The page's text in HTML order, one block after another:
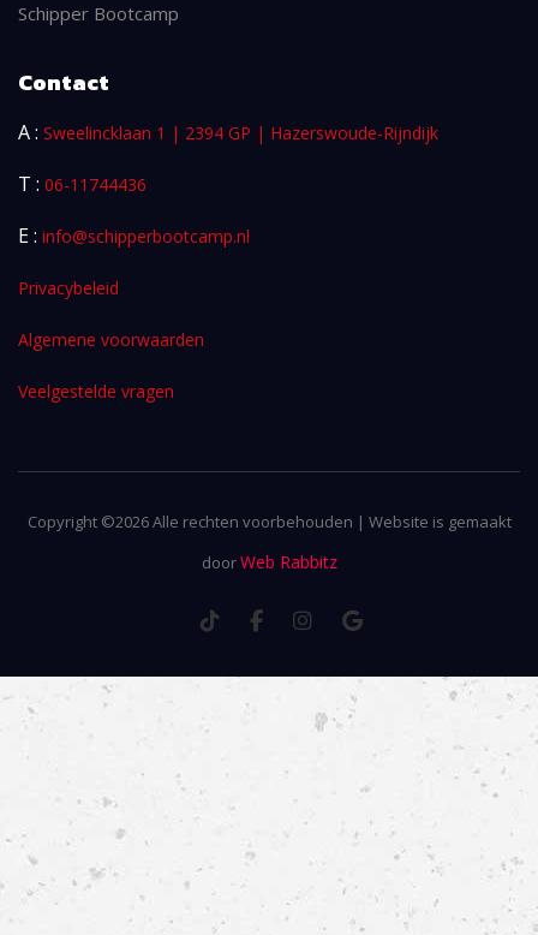
Schipper Bootcamp
Contact
A : Sweelincklaan 1 | 2394 GP | Hazerswoude-Rijndijk
T : 06-11744436
E : info@schipperbootcamp.nl
Privacybeleid
Algemene voorwaarden
Veelgestelde vragen
Copyright ©2026 Alle rechten voorbehouden | Website is gemaakt
doorWeb Rabbitz